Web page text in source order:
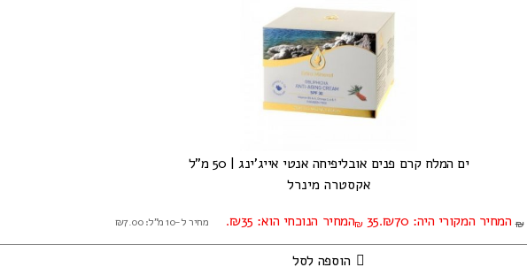
ים המלח קרם פנים אובליפיחה אנטי אייג'ינג | 50 מ"ל
אקסטרה מינרל
₪ המחיר המקורי היה: ₪70. ₪ 35 המחיר הנוכחי הוא: ₪35. מחיר ל-10 מ"ל: ₪7.00
הוספה לסל